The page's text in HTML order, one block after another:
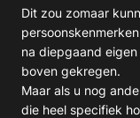
Dit zou zomaar
na diepgaand
boven gekregen.
Maar als u nog
die heel specifiek